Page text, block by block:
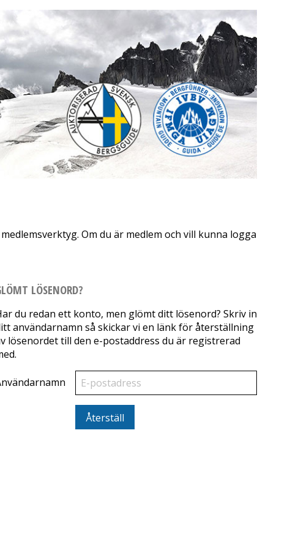
Om du är medlem och vill kunna logga
LÖSENORD?
du redan ett konto, men glömt ditt lösenord? Skriv in
användarnamn så skickar vi en länk för återställning
lösenordet till den e-postaddress du är registrerad
Återställ